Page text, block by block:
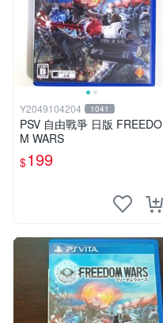
Y2049104204 1041
PSV 自由戰爭 日版 FREEDO
M WARS
$199